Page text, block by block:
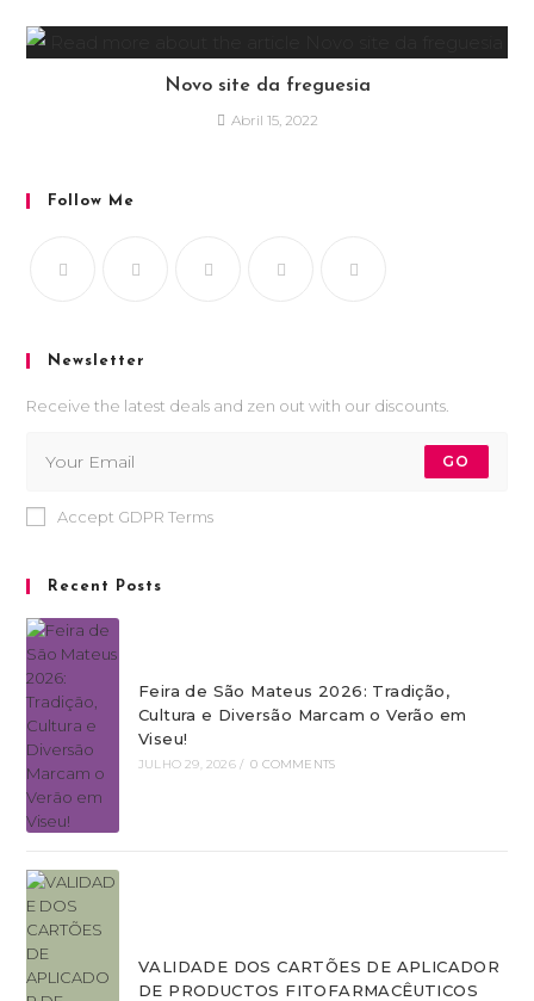
Novo site da freguesia
Abril 15, 2022
Follow Me
Newsletter
Receive the latest deals and zen out with our discounts.
GO
Accept GDPR Terms
Recent Posts
Feira de São Mateus 2026: Tradição,
Cultura e Diversão Marcam o Verão em
Viseu!
JULHO 29, 2026 / 0 COMMENTS
VALIDADE DOS CARTÕES DE APLICADOR
DE PRODUCTOS FITOFARMACÊUTICOS